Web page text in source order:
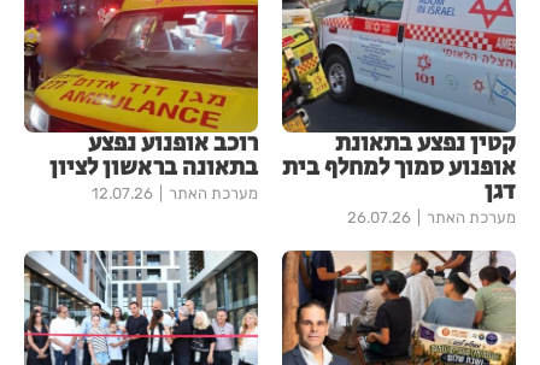
קטין נפצע בתאונת
אופנוע סמוך למחלף בית
דגן
מערכת האתר 26.07.26
רוכב אופנוע נפצע
בתאונה בראשון לציון
מערכת האתר 12.07.26